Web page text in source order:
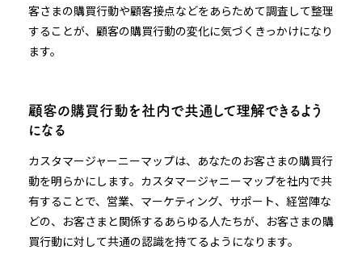
客さまの購買行動や顧客接点などをあらためて調査して整理
することが、顧客の購買行動の変化に気づくきっかけになり
ます。
顧客の購買行動を社内で共通して理解できるよう
になる
カスタマージャーニーマップは、あなたのお客さまの購買行
動を明らかにします。カスタマージャニーマップを社内で共
有することで、営業、マーケティング、サポート、経営陣な
どの、お客さまと関係するあらゆる人たちが、お客さまの購
買行動に対して共通の認識を持てるようになります。